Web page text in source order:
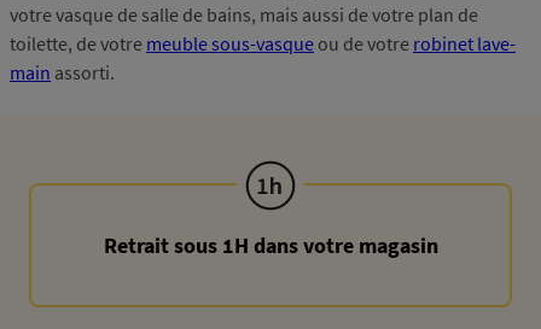
votre vasque de salle de bains, mais aussi de votre plan de
toilette, de votre meuble sous-vasque ou de votre robinet lave-
main assorti.
Retrait sous 1H dans votre magasin